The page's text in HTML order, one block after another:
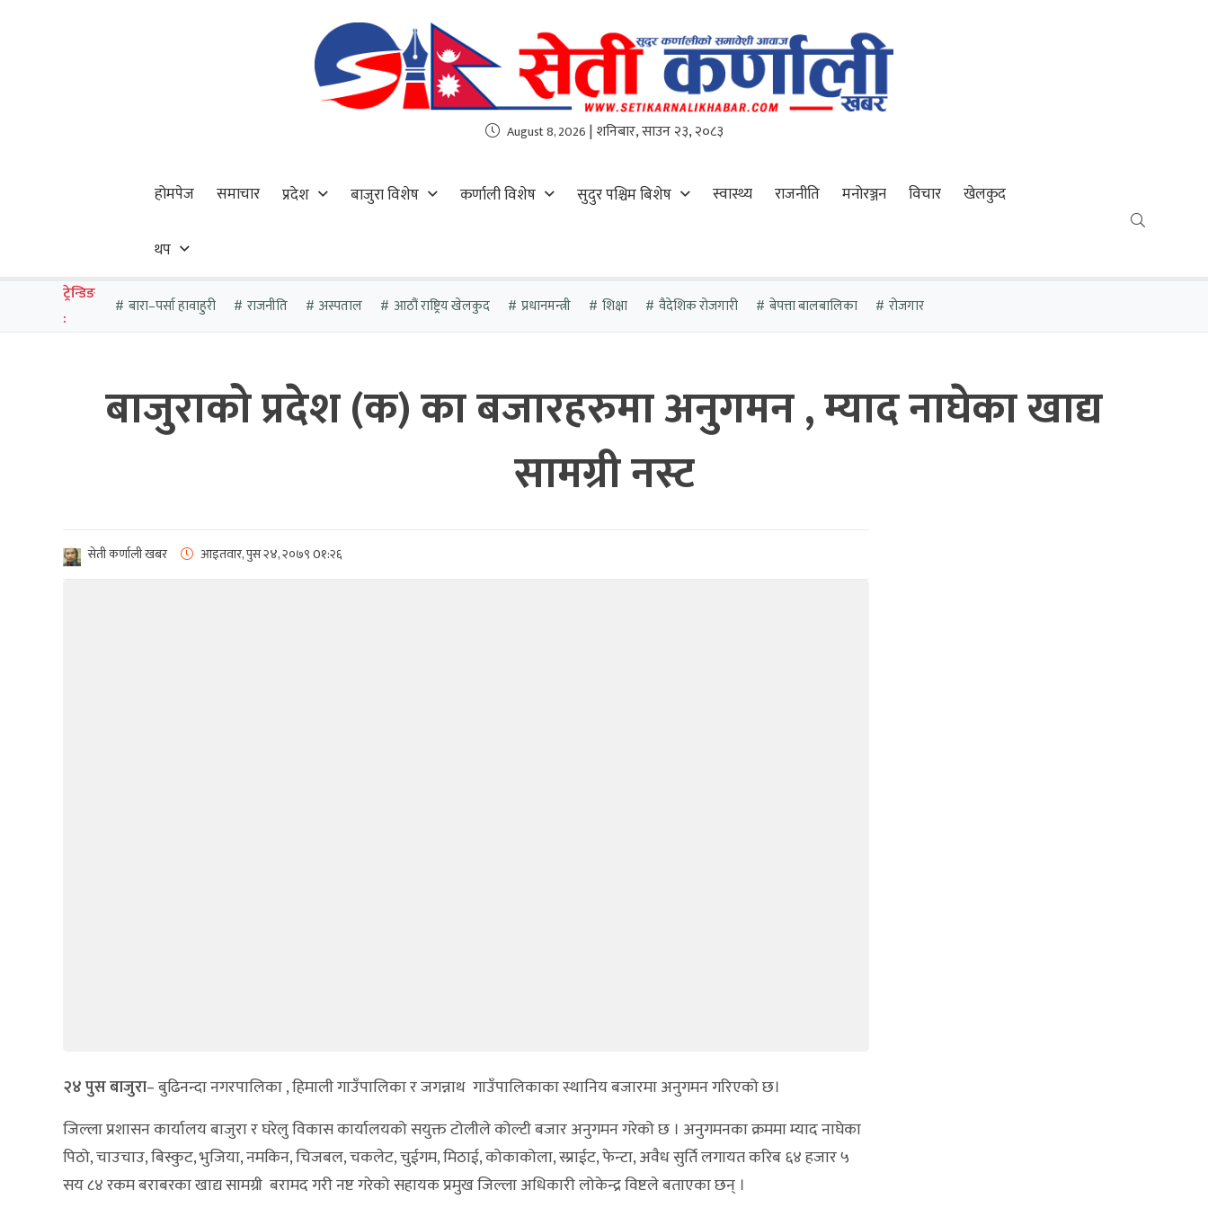
August 8, 2026 | शनिबार, साउन २३, २०८३
होमपेज समाचार प्रदेश बाजुरा विशेष कर्णाली विशेष सुदुर पश्चिम बिशेष स्वास्थ्य राजनीति मनोरञ्जन विचार खेलकुद
थप
ट्रेन्डिङ
:
बारा–पर्सा हावाहुरी राजनीति अस्पताल आठौं राष्ट्रिय खेलकुद प्रधानमन्त्री शिक्षा वैदेशिक रोजगारी बेपत्ता बालबालिका रोजगार
बाजुराको प्रदेश (क) का बजारहरुमा अनुगमन , म्याद नाघेका खाद्य
सामग्री नस्ट
सेती कर्णाली खबर आइतवार, पुस २४, २०७९0१:२६
२४ पुस बाजुरा– बुढिनन्दा नगरपालिका , हिमाली गाउँपालिका र जगन्नाथ गाउँपालिकाका स्थानिय बजारमा अनुगमन गरिएको छ।
जिल्ला प्रशासन कार्यालय बाजुरा र घरेलु विकास कार्यालयको सयुक्त टोलीले कोल्टी बजार अनुगमन गरेको छ । अनुगमनका क्रममा म्याद नाघेका
पिठो, चाउचाउ, बिस्कुट, भुजिया, नमकिन, चिजबल, चकलेट, चुईगम, मिठाई, कोकाकोला, स्प्राईट, फेन्टा, अवैध सुर्ति लगायत करिब ६४ हजार ५
सय ८४ रकम बराबरका खाद्य सामग्री बरामद गरी नष्ट गरेको सहायक प्रमुख जिल्ला अधिकारी लोकेन्द्र विष्टले बताएका छन् ।